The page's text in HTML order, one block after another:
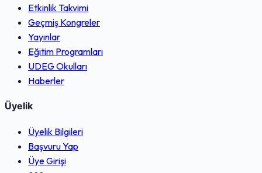
Etkinlik Takvimi
Geçmiş Kongreler
Yayınlar
Eğitim Programları
UDEG Okulları
Haberler
Üyelik
Üyelik Bilgileri
Başvuru Yap
Üye Girişi